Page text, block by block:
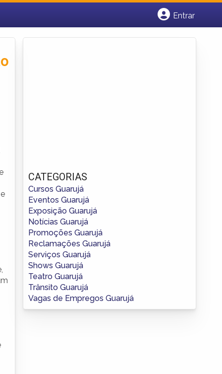
Entrar
CATEGORIAS
Cursos Guarujá
Eventos Guarujá
Exposição Guarujá
Notícias Guarujá
Promoções Guarujá
Reclamações Guarujá
Serviços Guarujá
Shows Guarujá
Teatro Guarujá
Trânsito Guarujá
Vagas de Empregos Guarujá